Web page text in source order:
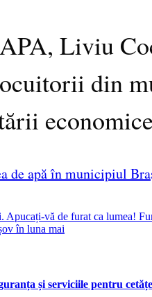
Liviu
din
de apă în municipiul
vă de furat ca lumea!
în luna mai
și serviciile pentru